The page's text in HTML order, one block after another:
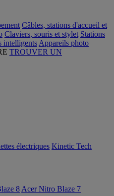
Câbles, stations d'accueil et
Claviers, souris et stylet Stations
intelligents Appareils photo
TROUVER UN
électriques Kinetic Tech
8 Acer Nitro Blaze 7